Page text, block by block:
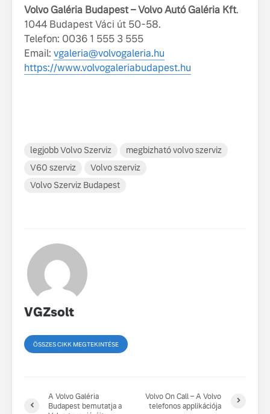
Volvo Galéria Budapest – Volvo Autó Galéria Kft.
1044 Budapest Váci út 50-58.
Telefon: 0036 1 555 3 555
Email: vgaleria@volvogaleria.hu
https://www.volvogaleriabudapest.hu
legjobb Volvo Szerviz
megbizható volvo szerviz
V60 szerviz
Volvo szerviz
Volvo Szerviz Budapest
VGZsolt
ÖSSZES CIKK MEGTEKINTÉSE
A Volvo Galéria
Budapest bemutatja a
Volvo On Call – A Volvo
telefonos applikációja
képes,